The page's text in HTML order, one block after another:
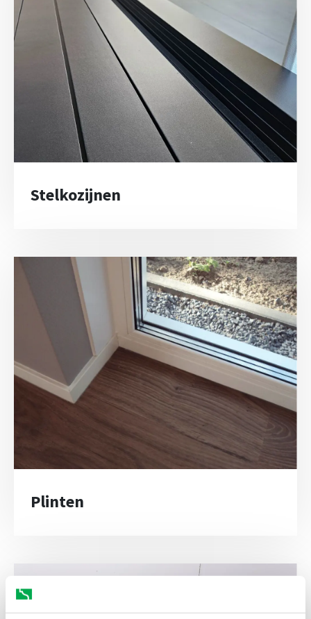
Stelkozijnen
Plinten